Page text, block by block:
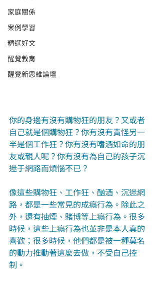
家庭關係
案例學習
精選好文
醒覺教育
醒覺新思維論壇
你的身邊有沒有購物狂的朋友？又或者
自己就是個購物狂？你有沒有責怪另一
半是個工作狂？你有沒有嗜酒如命的朋
友或親人呢？你有沒有為自己的孩子沉
迷于網路而煩惱不已？
像這些購物狂、工作狂、酗酒、沉迷網
路，都是一些常見的成癮行為。除此之
外，還有抽煙、賭博等上癮行為。很多
時候，這些上癮行為也並非是本人真的
喜歡；很多時候，他們都是被一種莫名
的動力推動著這麼去做，不受自己控
制。